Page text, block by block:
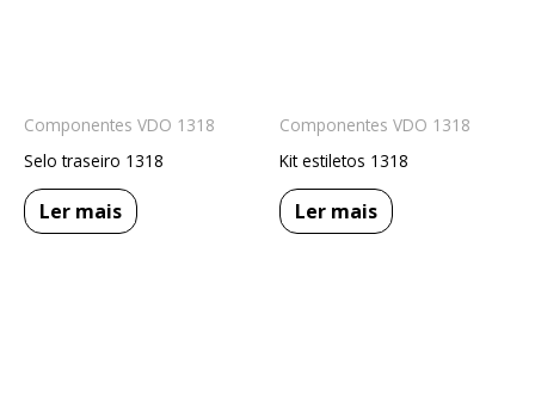
Componentes VDO 1318
Selo traseiro 1318
Ler mais
Componentes VDO 1318
Kit estiletos 1318
Ler mais